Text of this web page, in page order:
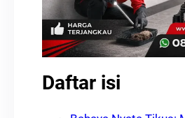
Daftar isi